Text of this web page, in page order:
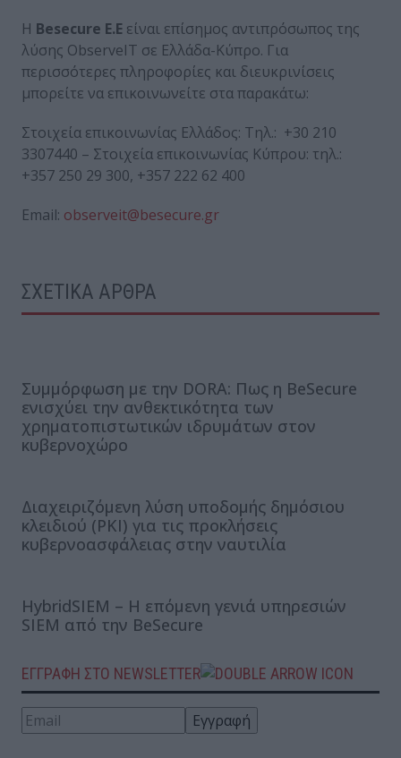
H Besecure E.E είναι επίσημος αντιπρόσωπος της
λύσης ObserveIT σε Ελλάδα-Κύπρο. Για
περισσότερες πληροφορίες και διευκρινίσεις
μπορείτε να επικοινωνείτε στα παρακάτω:
Στοιχεία επικοινωνίας Ελλάδος: Τηλ.: +30 210
3307440 – Στοιχεία επικοινωνίας Κύπρου: τηλ.:
+357 250 29 300, +357 222 62 400
Email: observeit@besecure.gr
ΣΧΕΤΙΚΑ ΑΡΘΡΑ
Συμμόρφωση με την DORA: Πως η BeSecure
ενισχύει την ανθεκτικότητα των
χρηματοπιστωτικών ιδρυμάτων στον
κυβερνοχώρο
Διαχειριζόμενη λύση υποδομής δημόσιου
κλειδιού (PKI) για τις προκλήσεις
κυβερνοασφάλειας στην ναυτιλία
HybridSIEM – Η επόμενη γενιά υπηρεσιών
SIEM από την BeSecure
ΕΓΓΡΑΦΗ ΣΤΟ NEWSLETTER